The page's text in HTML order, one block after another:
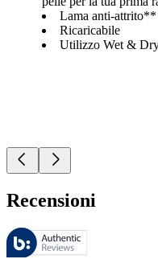
Lama anti-attrito**
Ricaricabile
Utilizzo Wet &
Recensioni
Queste recensioni sono